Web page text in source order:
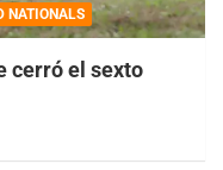
NATIONALS
cerró el sexto